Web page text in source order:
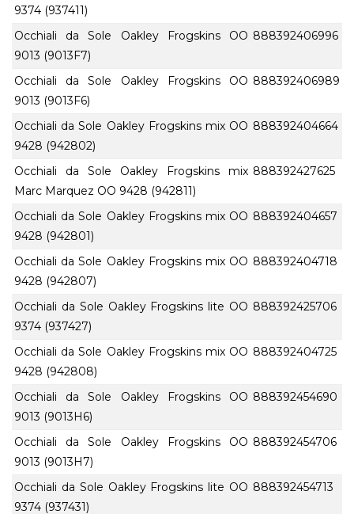
9374 (937411)
Occhiali da Sole Oakley Frogskins OO
9013 (9013F7)
888392406996
Occhiali da Sole Oakley Frogskins OO
9013 (9013F6)
888392406989
Occhiali da Sole Oakley Frogskins mix OO
9428 (942802)
888392404664
Occhiali da Sole Oakley Frogskins mix
Marc Marquez OO 9428 (942811)
888392427625
Occhiali da Sole Oakley Frogskins mix OO
9428 (942801)
888392404657
Occhiali da Sole Oakley Frogskins mix OO
9428 (942807)
888392404718
Occhiali da Sole Oakley Frogskins lite OO
9374 (937427)
888392425706
Occhiali da Sole Oakley Frogskins mix OO
9428 (942808)
888392404725
Occhiali da Sole Oakley Frogskins OO
9013 (9013H6)
888392454690
Occhiali da Sole Oakley Frogskins OO
9013 (9013H7)
888392454706
Occhiali da Sole Oakley Frogskins lite OO
9374 (937431)
888392454713